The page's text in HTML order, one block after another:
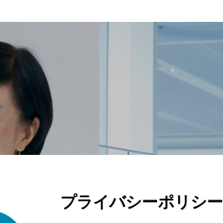
プライバシーポリシー